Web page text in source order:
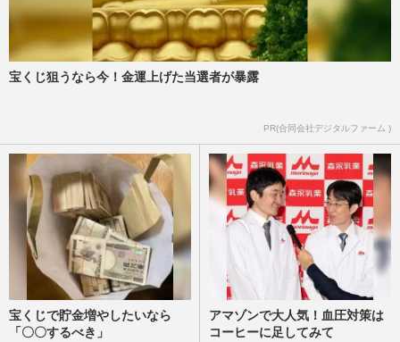
宝くじ狙うなら今！金運上げた当選者が暴露
PR(合同会社デジタルファーム )
宝くじで貯金増やしたいなら
「〇〇するべき」
アマゾンで大人気！血圧対策は
コーヒーに足してみて